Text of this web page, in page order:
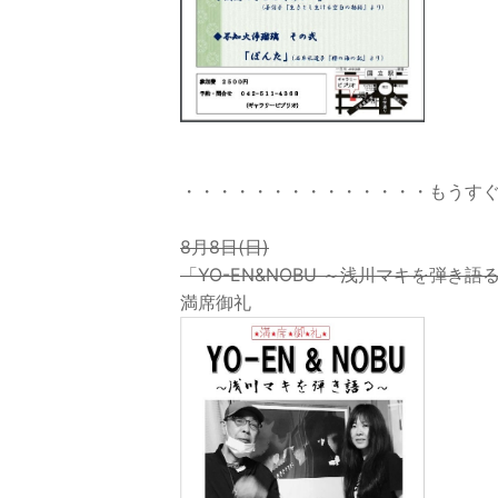
・・・・・・・・・・・・・・もうす
8月8日(日)
「YO-EN&NOBU ～浅川マキを弾き語
満席御礼